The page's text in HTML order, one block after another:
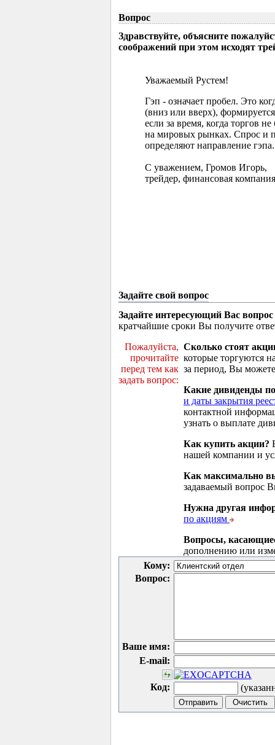
Вопрос
Здравствуйте, объясните
соображений при этом исходят
Уважаемый Рустем!
Гэп - означает пробел. Это
(вниз или вверх),
если за время, когда торгов
на мировых рынках. Спрос и
определяют направление гэпа.
С уважением, Громов Игорь,
трейдер, финансовая
Задайте свой вопрос
Задайте интересующий Вас вопрос
кратчайшие сроки Вы получите
Пожалуйста,
прочитайте
перед тем как
задать вопрос:
Сколько стоят
которые торгуются
за период, Вы
Какие дивиденды
и даты закрытия
контактной
узнать о выплате
Как купить акции?
нашей компании и
Как максимально
задаваемый вопрос
Нужна другая
по акциям
Вопросы,
дополнению или
Кому:
Вопрос:
Ваше имя:
E-mail:
Код: